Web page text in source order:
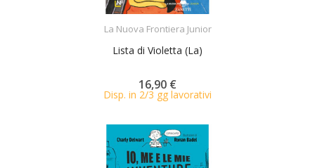
La Nuova Frontiera Junior
Lista di Violetta (La)
16,90 €
Disp. in 2/3 gg lavorativi